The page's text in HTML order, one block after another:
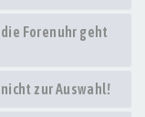
Forenuhr geht
zur Auswahl!